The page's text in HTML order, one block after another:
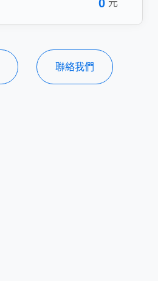
0 元
聯絡我們